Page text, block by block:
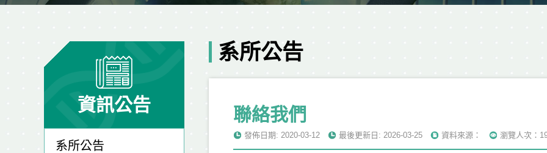
資訊公告
系所公告
系所公告
聯絡我們
發佈日期: 2020-03-12 最後更新日: 2026-03-25 資料來源： 瀏覽人次：